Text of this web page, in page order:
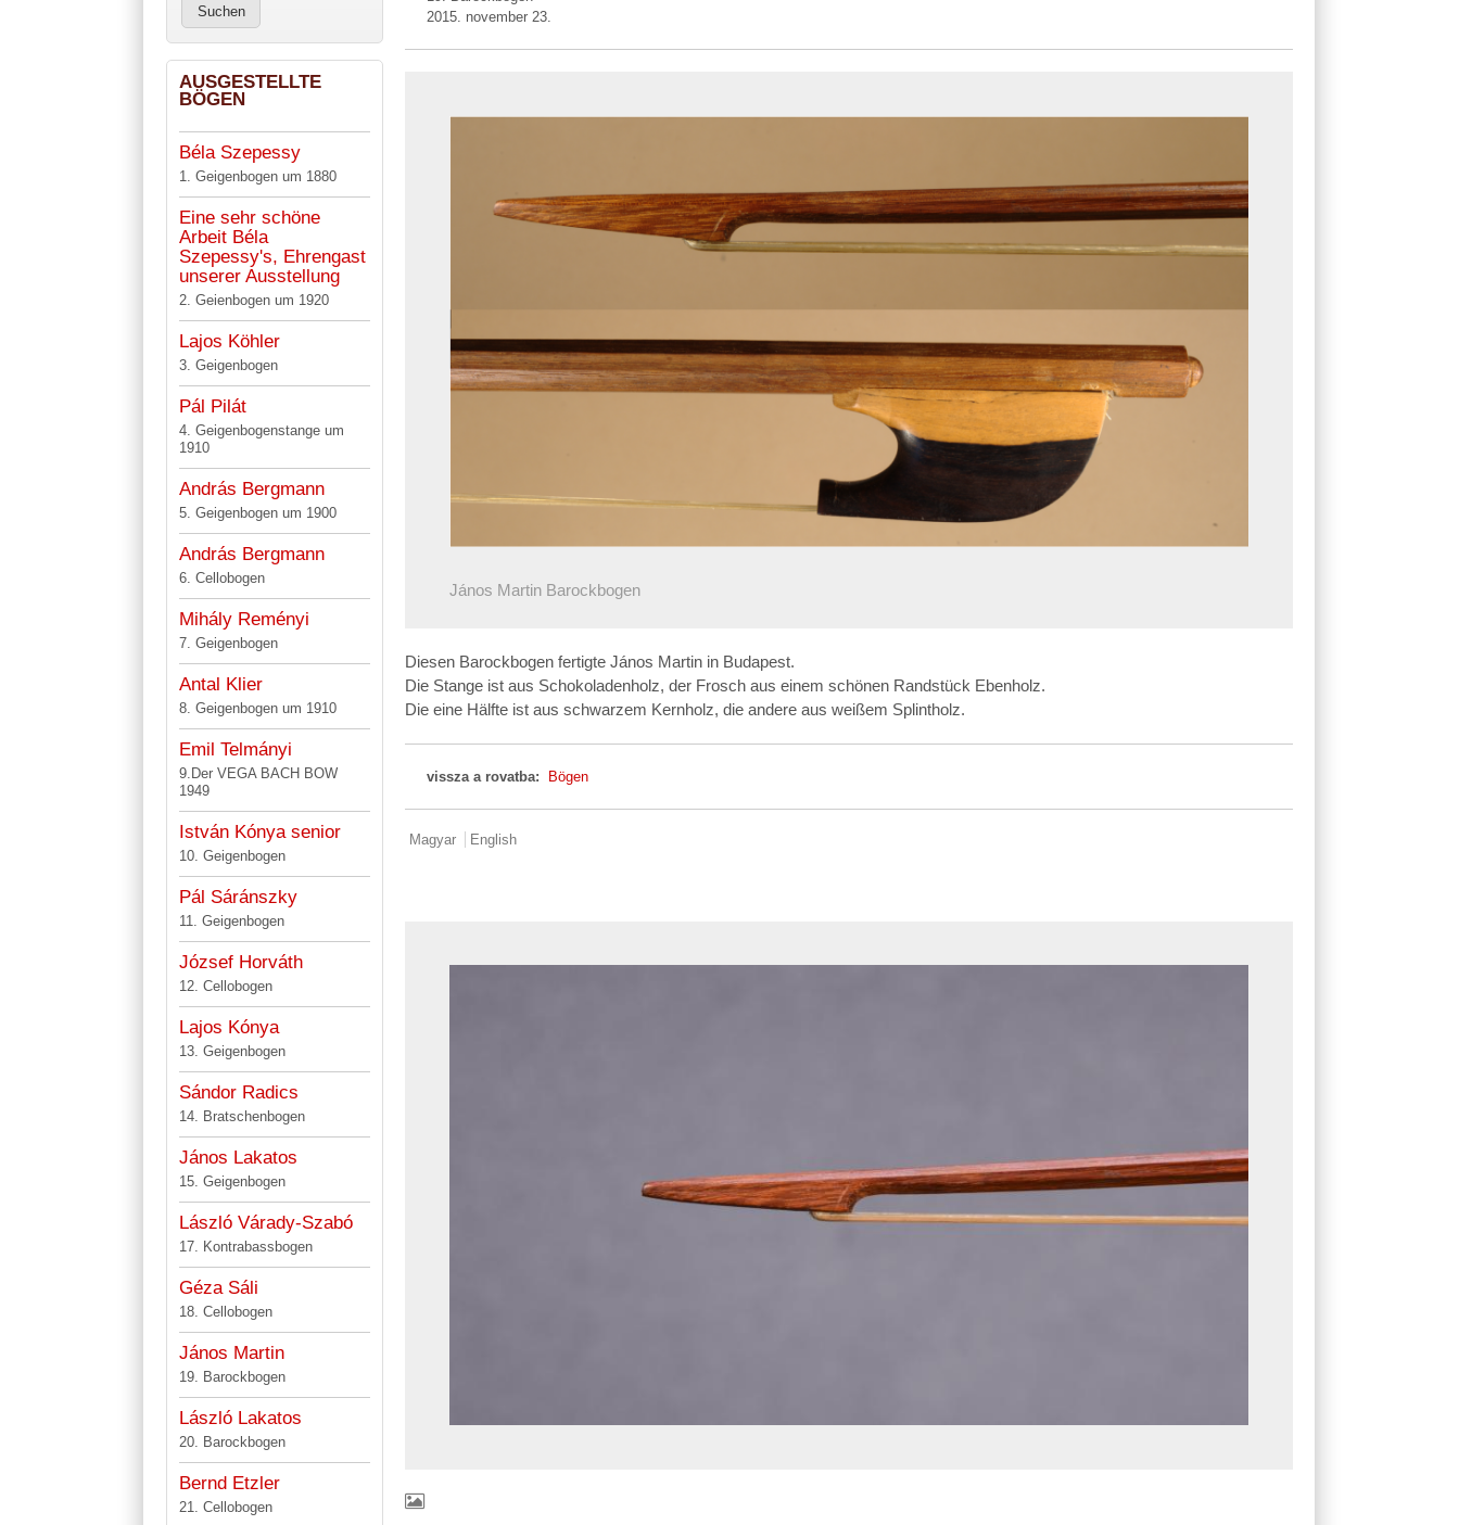
AUSGESTELLTE
BÖGEN
Béla Szepessy
1. Geigenbogen um 1880
Eine sehr schöne
Arbeit Béla
Szepessy's, Ehrengast
unserer Ausstellung
2. Geienbogen um 1920
Lajos Köhler
3. Geigenbogen
Pál Pilát
4. Geigenbogenstange um
1910
András Bergmann
5. Geigenbogen um 1900
András Bergmann
6. Cellobogen
Mihály Reményi
7. Geigenbogen
Antal Klier
8. Geigenbogen um 1910
Emil Telmányi
9.Der VEGA BACH BOW
1949
István Kónya senior
10. Geigenbogen
Pál Sáránszky
11. Geigenbogen
József Horváth
12. Cellobogen
Lajos Kónya
13. Geigenbogen
Sándor Radics
14. Bratschenbogen
János Lakatos
15. Geigenbogen
László Várady-Szabó
17. Kontrabassbogen
Géza Sáli
18. Cellobogen
János Martin
19. Barockbogen
László Lakatos
20. Barockbogen
Bernd Etzler
21. Cellobogen
2015. november 23.
János Martin Barockbogen
Diesen Barockbogen fertigte János Martin in Budapest.
Die Stange ist aus Schokoladenholz, der Frosch aus einem schönen Randstück Ebenholz.
Die eine Hälfte ist aus schwarzem Kernholz, die andere aus weißem Splintholz.
vissza a rovatba: Bögen
Magyar English